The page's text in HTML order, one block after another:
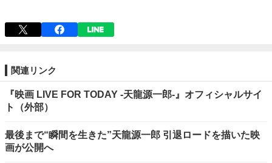
関連リンク
『映画 LIVE FOR TODAY -天龍源一郎-』オフィシャルサイ
ト（外部）
最後まで“瞬間を生きた”天龍源一郎 引退ロードを描いた映
画が公開へ